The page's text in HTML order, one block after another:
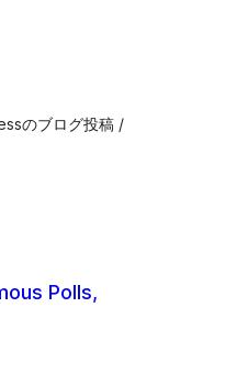
のブログ投稿 /
Polls,